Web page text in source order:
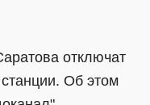
отключат
Об этом